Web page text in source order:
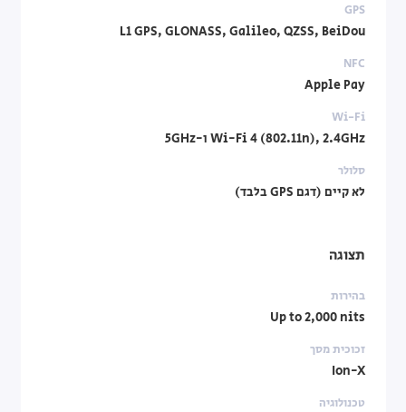
GPS
L1 GPS, GLONASS, Galileo, QZSS, BeiDou
NFC
Apple Pay
Wi-Fi
Wi-Fi 4 (802.11n), 2.4GHz ו-5GHz
סלולר
לא קיים (דגם GPS בלבד)
תצוגה
בהירות
Up to 2,000 nits
זכוכית מסך
Ion-X
טכנולוגיה